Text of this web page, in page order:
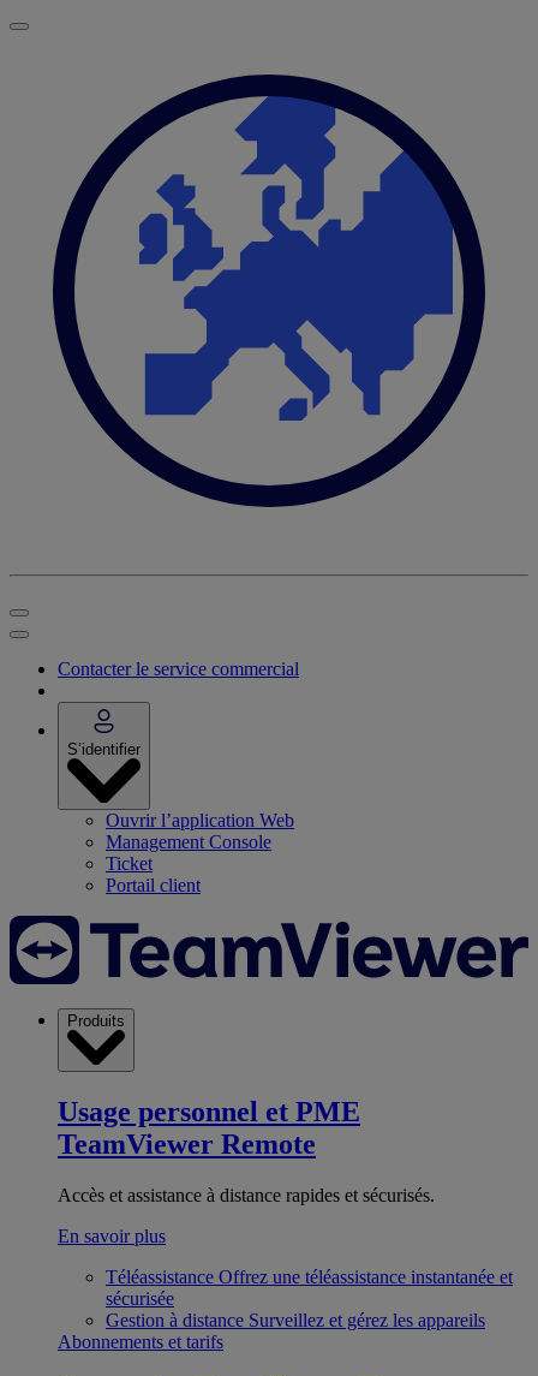
Contacter le service commercial
S’identifier
Ouvrir l’application Web
Management Console
Ticket
Portail client
Produits
Usage personnel et PME
TeamViewer Remote
Accès et assistance à distance rapides et sécurisés.
En savoir plus
Téléassistance Offrez une téléassistance instantanée et
sécurisée
Gestion à distance Surveillez et gérez les appareils
Abonnements et tarifs